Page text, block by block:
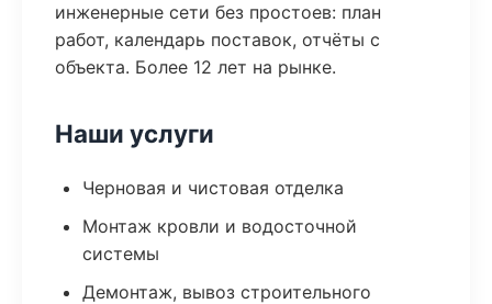
инженерные сети без простоев: план
работ, календарь поставок, отчёты с
объекта. Более 12 лет на рынке.
Наши услуги
Черновая и чистовая отделка
Монтаж кровли и водосточной
системы
Демонтаж, вывоз строительного